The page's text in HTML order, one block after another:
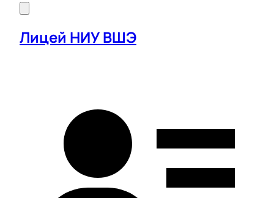
Лицей НИУ ВШЭ